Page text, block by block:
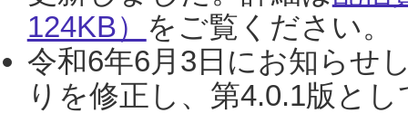
124KB） をご覧ください。
令和6年6月3日にお知らせ
りを修正し、第4.0.1版と